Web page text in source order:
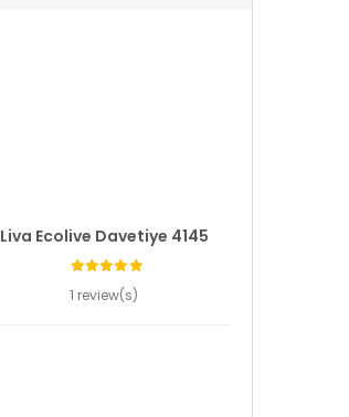
Liva Ecolive Davetiye 4145
1 review(s)